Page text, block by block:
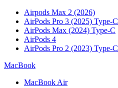
Airpods Max 2 (2026)
AirPods Pro 3 (2025) Type-C
AirPods Max (2024) Type-C
AirPods 4
AirPods Pro 2 (2023) Type-C
MacBook
MacBook Air